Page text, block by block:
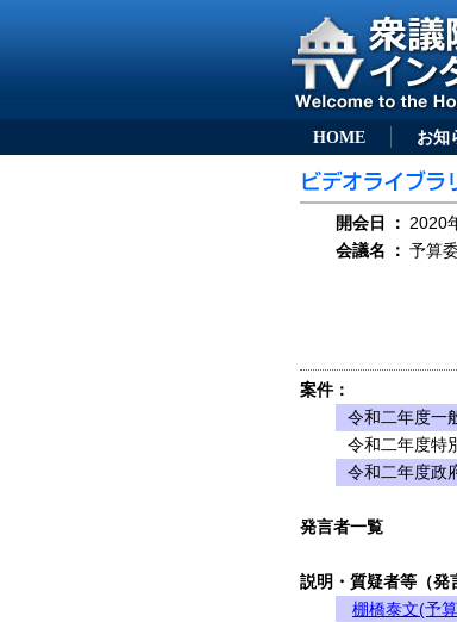
HOME お知
開会日 ： 2020
会議名
： 予算
案件：
令和二年度一
令和二年度特
令和二年度政
発言者一覧
説明・質疑者等（発
棚橋泰文(予